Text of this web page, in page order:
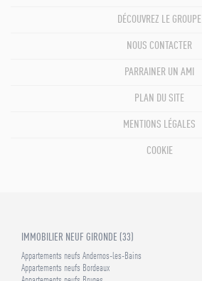
DÉCOUVREZ LE GROUPE
NOUS CONTACTER
PARRAINER UN AMI
PLAN DU SITE
MENTIONS LÉGALES
COOKIE
IMMOBILIER NEUF GIRONDE (33)
Appartements neufs Andernos-les-Bains
Appartements neufs Bordeaux